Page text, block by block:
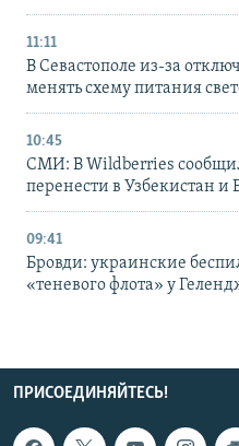
11:11
В Севастополе из-за
менять схему питания
10:45
СМИ: В Wildberries
перенести в Узбекистан и
09:41
Бровди: украинские
«теневого флота» у
ПРИСОЕДИНЯЙТЕСЬ!